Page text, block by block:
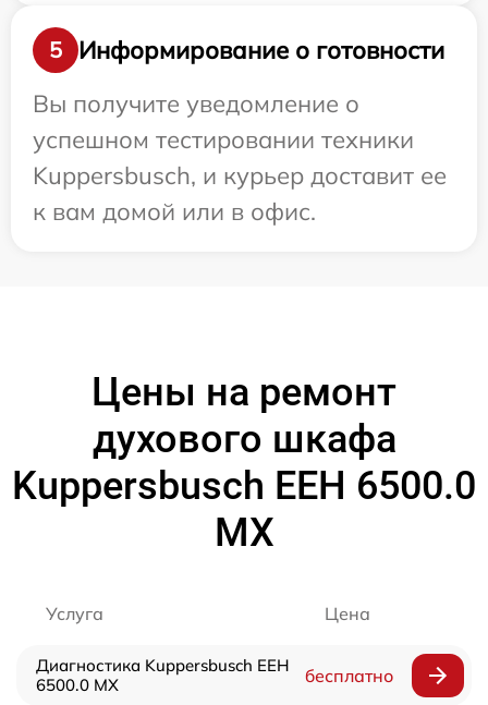
5
Информирование о готовности
Вы получите уведомление о
успешном тестировании техники
Kuppersbusch, и курьер доставит ее
к вам домой или в офис.
Цены на ремонт
духового шкафа
Kuppersbusch EEH 6500.0
MX
Услуга Цена
Диагностика Kuppersbusch EEH
6500.0 MX
бесплатно